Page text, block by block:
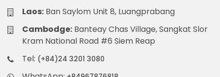
Laos: Ban Saylom Unit 8, Luangprabang
Cambodge: Banteay Chas Village, Sangkat Slor
Kram National Road #6 Siem Reap
Tel: (+84)24 3201 3080